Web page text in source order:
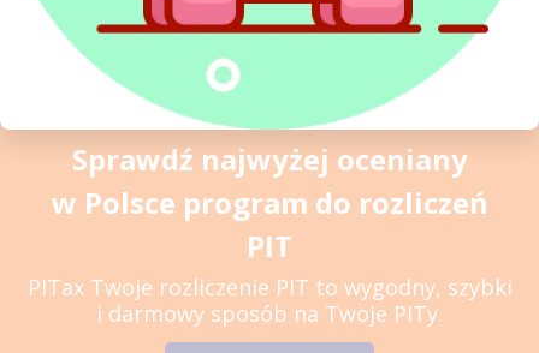
Sprawdź najwyżej oceniany
w Polsce program do rozliczeń
PIT
PITax Twoje rozliczenie PIT to wygodny, szybki
i darmowy sposób na Twoje PITy.